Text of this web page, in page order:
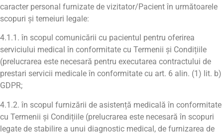
caracter personal furnizate de vizitator/Pacient în următoarele
scopuri și temeiuri legale:
4.1.1. în scopul comunicării cu pacientul pentru oferirea
serviciului medical în conformitate cu Termenii și Condițiile
(prelucrarea este necesară pentru executarea contractului de
prestari servicii medicale în conformitate cu art. 6 alin. (1) lit. b)
GDPR;
4.1.2. în scopul furnizării de asistență medicală în conformitate
cu Termenii și Condițiile (prelucrarea este necesară în scopuri
legate de stabilire a unui diagnostic medical, de furnizarea de